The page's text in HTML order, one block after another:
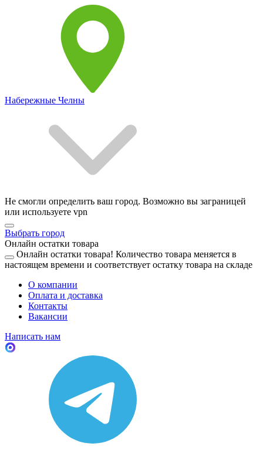
Набережные Челны
Не смогли определить ваш город. Возможно вы заграницей
или используете vpn
Выбрать город
Онлайн остатки товара
Онлайн остатки товара! Количество товара меняется в
настоящем времени и соответствует остатку товара на складе
О компании
Оплата и доставка
Контакты
Вакансии
Написать нам